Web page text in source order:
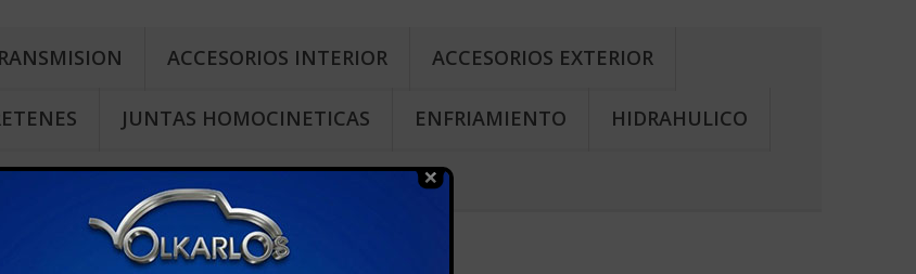
ACCESORIOS INTERIOR ACCESORIOS EXTERIOR
JUNTAS HOMOCINETICAS ENFRIAMIENTO HIDRAHULICO
CARIBE-ATLANTIC POINTER 98-00